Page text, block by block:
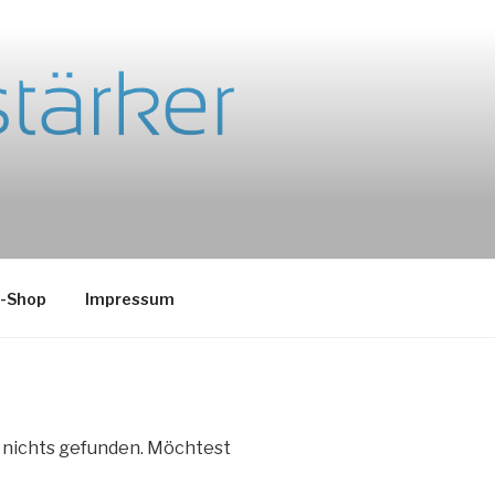
Impressum
nichts gefunden. Möchtest